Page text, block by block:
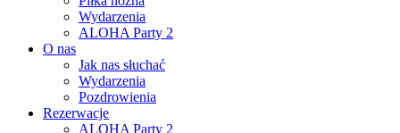
Wydarzenia
ALOHA Party 2
O nas
Jak nas słuchać
Wydarzenia
Pozdrowienia
Rezerwacje
ALOHA Party 2